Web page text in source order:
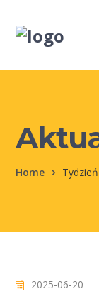
Home
2025-06-20